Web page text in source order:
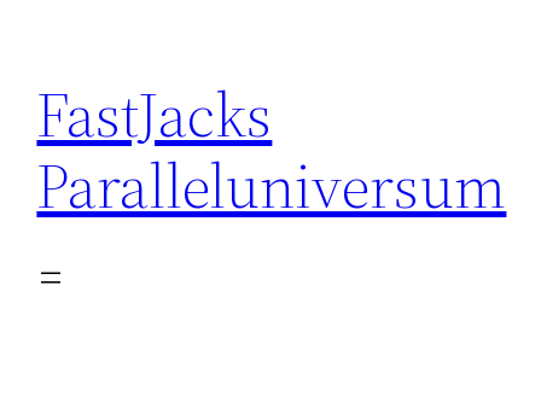
content
FastJacks
Paralleluniversum